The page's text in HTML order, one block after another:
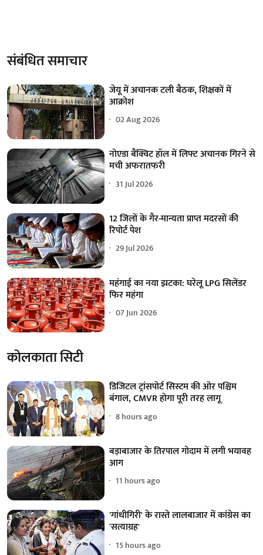
संबंधित समाचार
जेयू में अचानक टली बैठक, शिक्षकों में
आक्रोश
02 Aug 2026
नोएडा बैंक्विट हॉल में लिफ्ट अचानक गिरने से
मची अफरातफरी
31 Jul 2026
12 जिलों के गैर-मान्यता प्राप्त मदरसों की
रिपोर्ट पेश
29 Jul 2026
महंगाई का नया झटका: घरेलू LPG सिलेंडर
फिर महंगा
07 Jun 2026
कोलकाता सिटी
डिजिटल ट्रांसपोर्ट सिस्टम की ओर पश्चिम
बंगाल, CMVR होगा पूरी तरह लागू
8 hours ago
बड़ाबाजार के तिरपाल गोदाम में लगी भयावह
आग
11 hours ago
'गांधीगिरी' के रास्ते लालबाजार में कांग्रेस का
'सत्याग्रह'
15 hours ago